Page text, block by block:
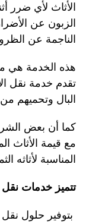
الأثاث لأي ضرر
الزبون عن
الناجمة عن
هذه الخدمة هي
تقدم خدمة نقل
البال وتحميهم
كما أن بعض
مع قيمة الأثاث
المناسبة لأثاثه
تتميز خدمات
بتوفير حلول